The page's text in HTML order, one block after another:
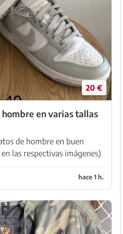
20 €
en varias tallas
de hombre en buen
las respectivas imágenes)
hace 1 h.